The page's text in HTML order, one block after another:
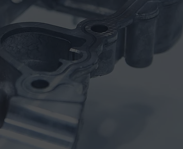
améliorer le
produits,
équipe de
elle se fera un
vous